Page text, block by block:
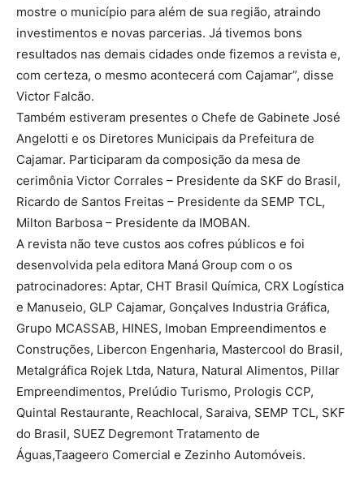
mostre o município para além de sua região, atraindo
investimentos e novas parcerias. Já tivemos bons
resultados nas demais cidades onde fizemos a revista e,
com certeza, o mesmo acontecerá com Cajamar”, disse
Victor Falcão.
Também estiveram presentes o Chefe de Gabinete José
Angelotti e os Diretores Municipais da Prefeitura de
Cajamar. Participaram da composição da mesa de
cerimônia Victor Corrales – Presidente da SKF do Brasil,
Ricardo de Santos Freitas – Presidente da SEMP TCL,
Milton Barbosa – Presidente da IMOBAN.
A revista não teve custos aos cofres públicos e foi
desenvolvida pela editora Maná Group com o os
patrocinadores: Aptar, CHT Brasil Química, CRX Logística
e Manuseio, GLP Cajamar, Gonçalves Industria Gráfica,
Grupo MCASSAB, HINES, Imoban Empreendimentos e
Construções, Libercon Engenharia, Mastercool do Brasil,
Metalgráfica Rojek Ltda, Natura, Natural Alimentos, Pillar
Empreendimentos, Prelúdio Turismo, Prologis CCP,
Quintal Restaurante, Reachlocal, Saraiva, SEMP TCL, SKF
do Brasil, SUEZ Degremont Tratamento de
Águas,Taageero Comercial e Zezinho Automóveis.